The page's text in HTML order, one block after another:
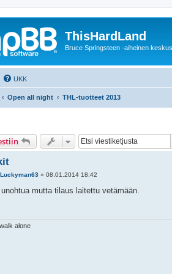
ThisHardLand
Bruce Springsteen -aiheinen
UKK
Open all night THL-tuotteet 2013
Luckyman63» 08.01.2014 18:42
mutta tilaus laitettu vetämään.
alone